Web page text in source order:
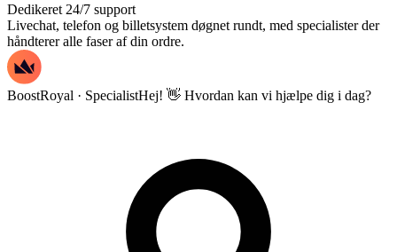
Dedikeret 24/7 support
Livechat, telefon og billetsystem døgnet rundt, med specialister der
håndterer alle faser af din ordre.
BoostRoyal · SpecialistHej! 👋 Hvordan kan vi hjælpe dig i dag?